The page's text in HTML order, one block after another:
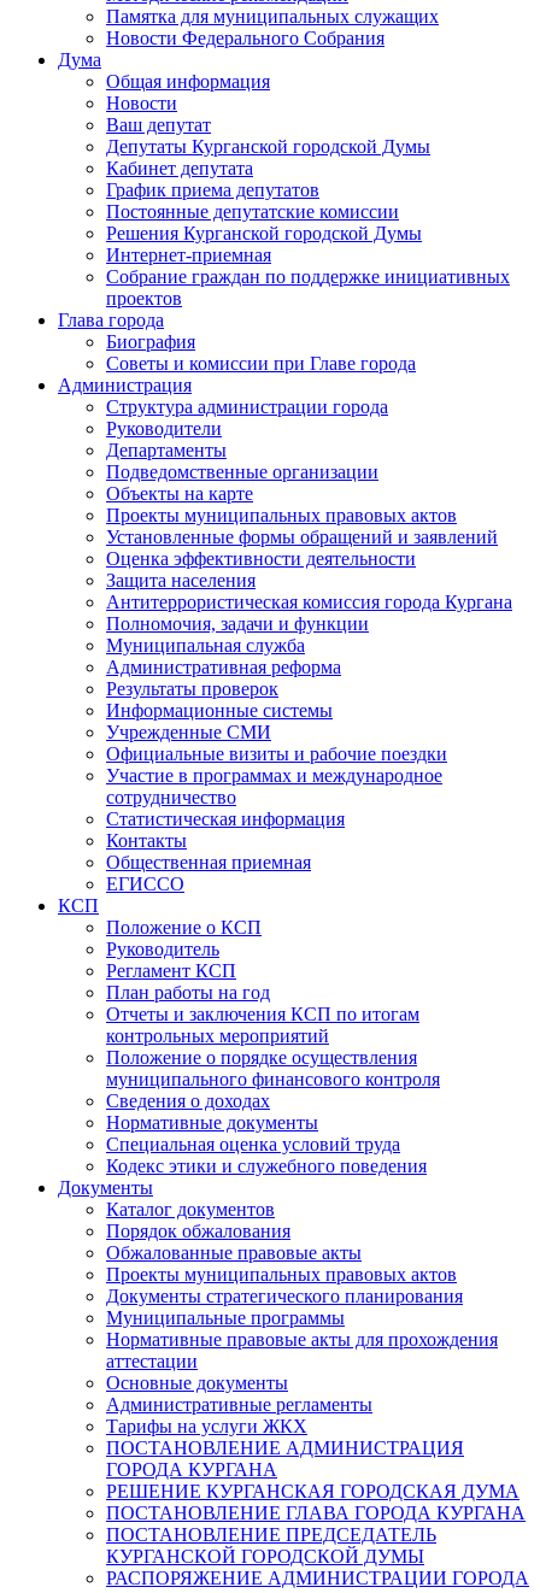
Памятка для муниципальных служащих
Новости Федерального Cобрания
Дума
Общая информация
Новости
Ваш депутат
Депутаты Курганской городской Думы
Кабинет депутата
График приема депутатов
Постоянные депутатские комиссии
Решения Курганской городской Думы
Интернет-приемная
Собрание граждан по поддержке инициативных
проектов
Глава города
Биография
Советы и комиссии при Главе города
Администрация
Структура администрации города
Руководители
Департаменты
Подведомственные организации
Объекты на карте
Проекты муниципальных правовых актов
Установленные формы обращений и заявлений
Оценка эффективности деятельности
Защита населения
Антитеррористическая комиссия города Кургана
Полномочия, задачи и функции
Муниципальная служба
Административная реформа
Результаты проверок
Информационные системы
Учрежденные СМИ
Официальные визиты и рабочие поездки
Участие в программах и международное
сотрудничество
Статистическая информация
Контакты
Общественная приемная
ЕГИССО
КСП
Положение о КСП
Руководитель
Регламент КСП
План работы на год
Отчеты и заключения КСП по итогам
контрольных мероприятий
Положение о порядке осуществления
муниципального финансового контроля
Сведения о доходах
Нормативные документы
Специальная оценка условий труда
Кодекс этики и служебного поведения
Документы
Каталог документов
Порядок обжалования
Обжалованные правовые акты
Проекты муниципальных правовых актов
Документы стратегического планирования
Муниципальные программы
Нормативные правовые акты для прохождения
аттестации
Основные документы
Административные регламенты
Тарифы на услуги ЖКХ
ПОСТАНОВЛЕНИЕ АДМИНИСТРАЦИЯ
ГОРОДА КУРГАНА
РЕШЕНИЕ КУРГАНСКАЯ ГОРОДСКАЯ ДУМА
ПОСТАНОВЛЕНИЕ ГЛАВА ГОРОДА КУРГАНА
ПОСТАНОВЛЕНИЕ ПРЕДСЕДАТЕЛЬ
КУРГАНСКОЙ ГОРОДСКОЙ ДУМЫ
РАСПОРЯЖЕНИЕ АДМИНИСТРАЦИИ ГОРОДА